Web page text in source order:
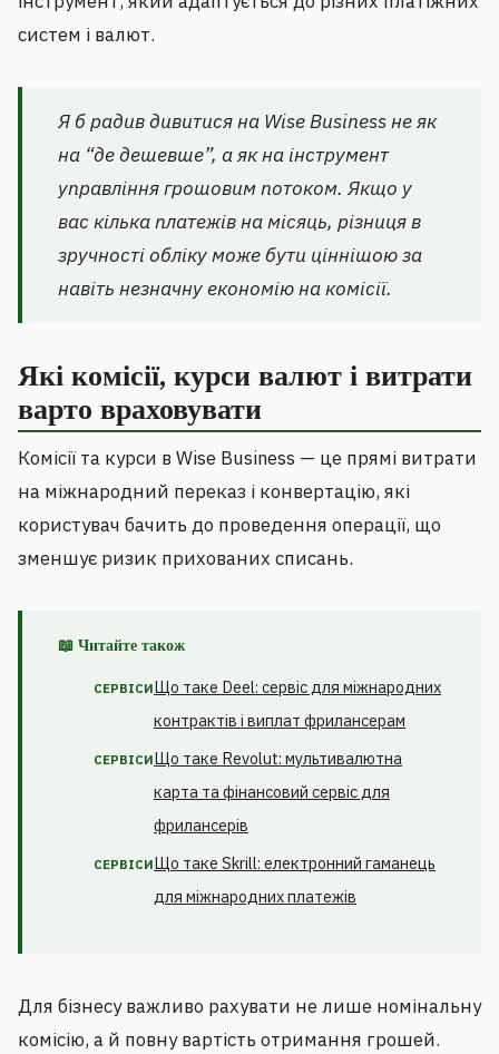
систем і валют.
Я б радив дивитися на Wise Business не як
на “де дешевше”, а як на інструмент
управління грошовим потоком. Якщо у
вас кілька платежів на місяць, різниця в
зручності обліку може бути ціннішою за
навіть незначну економію на комісії.
Які комісії, курси валют і витрати
варто враховувати
Комісії та курси в Wise Business — це прямі витрати
на міжнародний переказ і конвертацію, які
користувач бачить до проведення операції, що
зменшує ризик прихованих списань.
📖 Читайте також
СЕРВІСИЩо таке Deel: сервіс для міжнародних
контрактів і виплат фрилансерам
СЕРВІСИЩо таке Revolut: мультивалютна
карта та фінансовий сервіс для
фрилансерів
СЕРВІСИЩо таке Skrill: електронний гаманець
для міжнародних платежів
Для бізнесу важливо рахувати не лише номінальну
комісію, а й повну вартість отримання грошей.